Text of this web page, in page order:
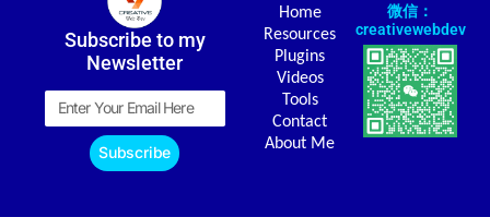
Subscribe to my
Newsletter
Email
Subscribe
Home
Resources
Plugins
Videos
Tools
Contact
About Me
微信：
creativewebdev